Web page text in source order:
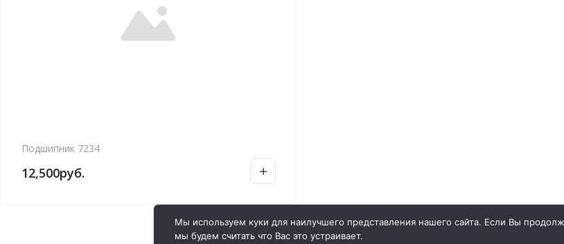
Подшипник 7234
12,500руб.
Мы используем куки для наилучшего представления нашего сайта. Если Вы
мы будем считать что Вас это устраивает.